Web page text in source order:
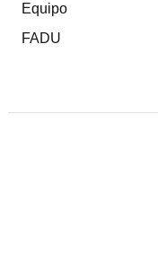
Equipo
FADU